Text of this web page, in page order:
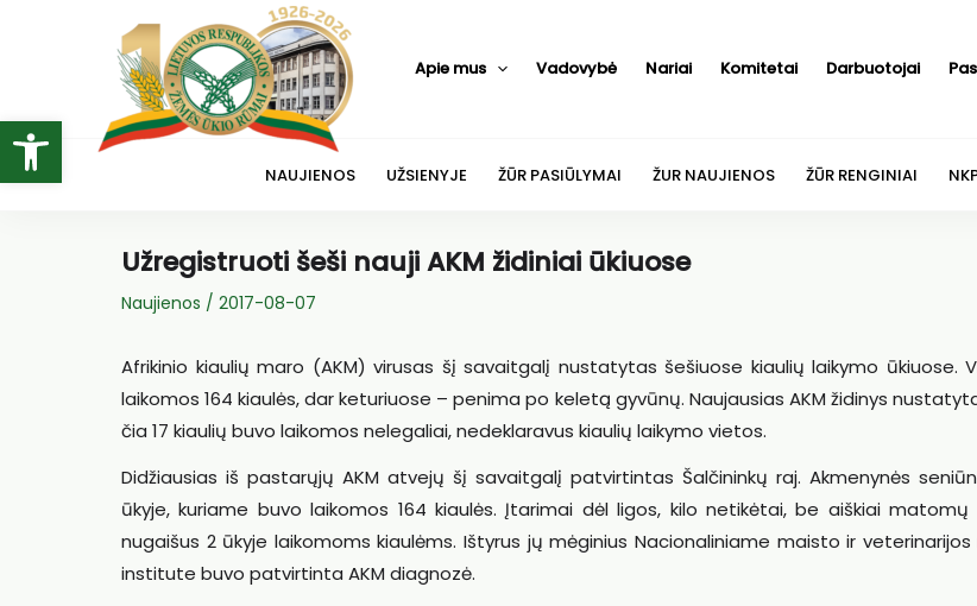
Open toolbar
Apie mus Vadovybė Nariai Komitetai Darbuotojai
NAUJIENOS UŽSIENYJE ŽŪR PASIŪLYMAI ŽUR NAUJIENOS ŽŪR RENGINIAI
Užregistruoti šeši nauji AKM židiniai ūkiuose
Naujienos / 2017-08-07
Afrikinio kiaulių maro (AKM) virusas šį savaitgalį nustatytas šešiuose kiaulių laikymo ūkiuose.
laikomos 164 kiaulės, dar keturiuose – penima po keletą gyvūnų. Naujausias AKM židinys
čia 17 kiaulių buvo laikomos nelegaliai, nedeklaravus kiaulių laikymo vietos.
Didžiausias iš pastarųjų AKM atvejų šį savaitgalį patvirtintas Šalčininkų raj. Akmenynės
ūkyje, kuriame buvo laikomos 164 kiaulės. Įtarimai dėl ligos, kilo netikėtai, be aiškiai
nugaišus 2 ūkyje laikomoms kiaulėms. Ištyrus jų mėginius Nacionaliniame maisto ir
institute buvo patvirtinta AKM diagnozė.